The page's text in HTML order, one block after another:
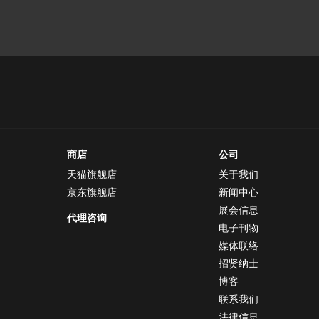
商店
天猫旗舰店
京东旗舰店
代理咨询
公司
关于我们
新闻中心
展会信息
电子刊物
媒体联络
招贤纳士
博客
联系我们